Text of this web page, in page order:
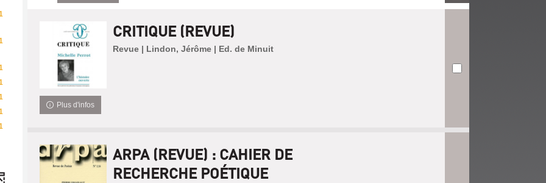
imédiat)
CRITIQUE (REVUE)
Revue | Lindon, Jérôme | Ed. de Minuit
Plus d'infos
ARPA (REVUE) : CAHIER DE
RECHERCHE POÉTIQUE